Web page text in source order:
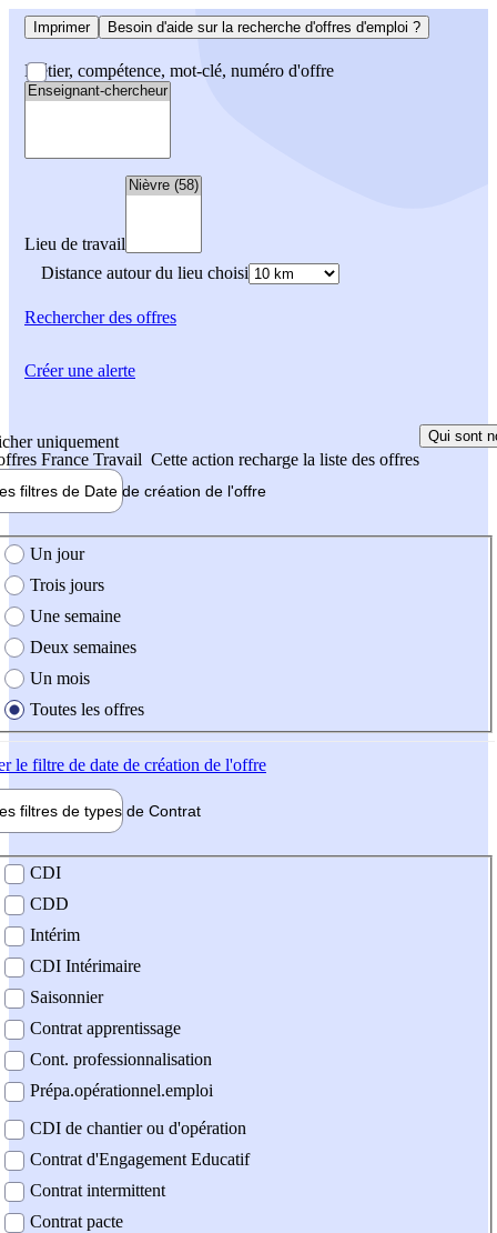
Imprimer Besoin d'aide sur la recherche d'offres d'emploi ?
Métier, compétence, mot-clé, numéro d'offre
Lieu de travail
Distance autour du lieu choisi
Rechercherdes offres
uniquement
France Travail Cette action recharge la liste des offres
Qui sont
filtres de Date de création de l'offre
création de l'offre
Un jour
Trois jours
Une semaine
Deux semaines
Un mois
Toutes les offres
le filtre de date de création de l'offre
filtres de types de Contrat
contrat
CDI
CDD
Intérim
CDI Intérimaire
Saisonnier
Contrat apprentissage
Cont. professionnalisation
Prépa.opérationnel.emploi
CDI de chantier ou d'opération
Contrat d'Engagement Educatif
Contrat intermittent
Contrat pacte
Créer une alerte